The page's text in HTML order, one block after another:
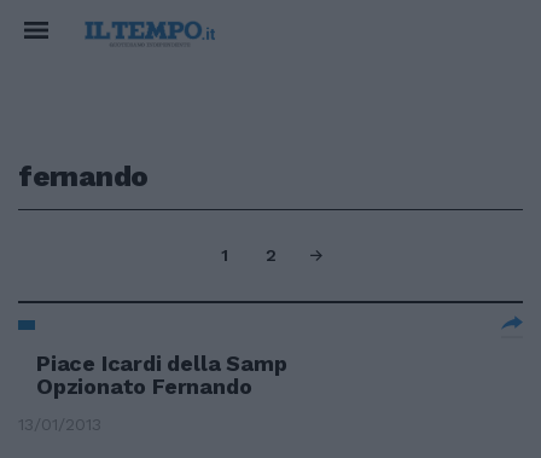
fernando
1 2
Piace Icardi della Samp
Opzionato Fernando
13/01/2013